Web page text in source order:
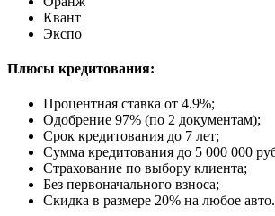
Квант
Экспо
Плюсы кредитования:
Процентная ставка от 4.9%;
Одобрение 97% (по 2 документам);
Срок кредитования до 7 лет;
Сумма кредитования до 5 000 000
Страхование по выбору клиента;
Без первоначального взноса;
Скидка в размере 20% на любое авто.